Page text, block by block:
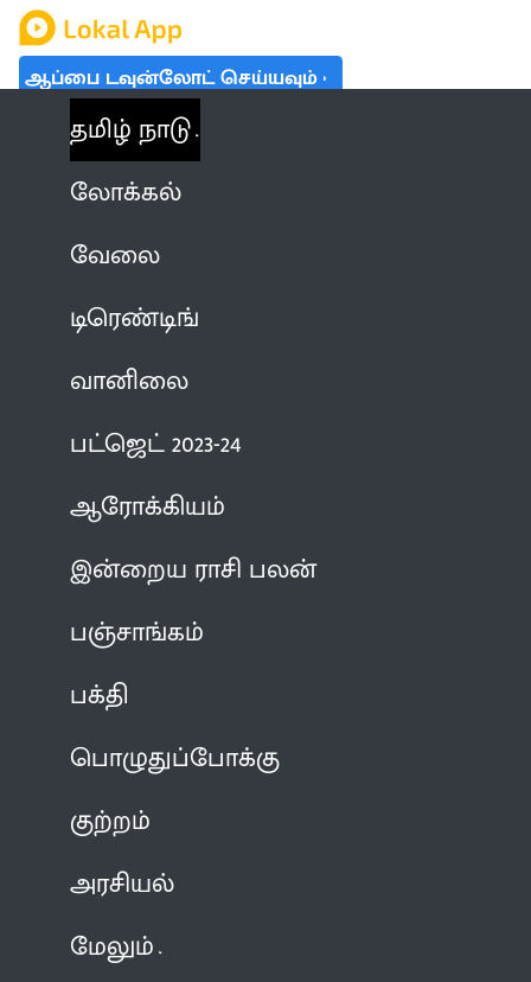
ஆப்பை டவுன்லோட் செய்யவும்
தமிழ் நாடு
லோக்கல்
வேலை
டிரெண்டிங்
வானிலை
பட்ஜெட் 2023-24
ஆரோக்கியம்
இன்றைய ராசி பலன்
பஞ்சாங்கம்
பக்தி
பொழுதுப்போக்கு
குற்றம்
அரசியல்
மேலும்